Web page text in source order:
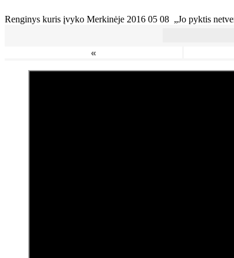
Renginys kuris įvyko Merkinėje 2016 05 08 „Jo pyktis
«